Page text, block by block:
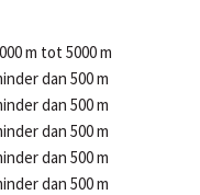
m tot 5000 m
dan 500 m
dan 500 m
dan 500 m
dan 500 m
dan 500 m